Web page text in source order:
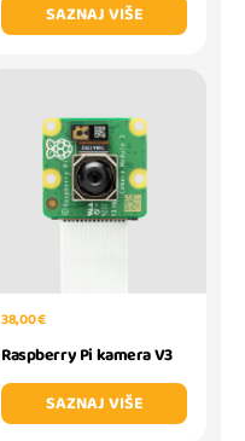
SAZNAJ VIŠE
38,00 €
Raspberry Pi kamera V3
SAZNAJ VIŠE